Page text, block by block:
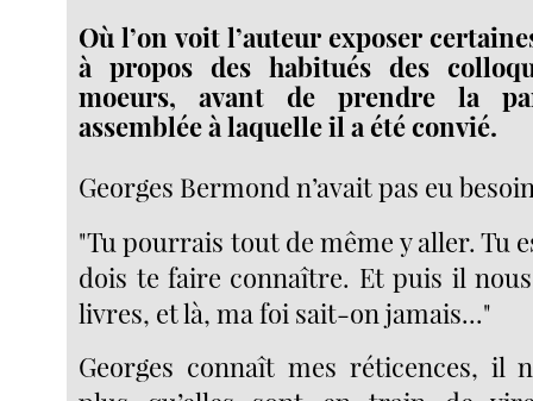
Où l’on voit l’auteur exposer
à propos des habitués des
moeurs, avant de prendre la
assemblée à laquelle il a été convié.
Georges Bermond n’avait pas eu
"Tu pourrais tout de même y aller. Tu
dois te faire connaître. Et puis il
livres, et là, ma foi sait-on jamais..."
Georges connaît mes réticences, il